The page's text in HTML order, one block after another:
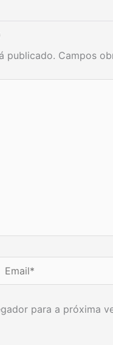
publicado. Campos
Email*
para a próxima